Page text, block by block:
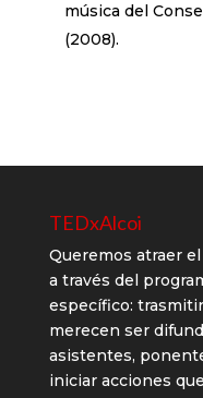
música del
(2008).
TEDxAlcoi
Queremos atraer
a través del
específico:
merecen ser
asistentes,
iniciar acciones